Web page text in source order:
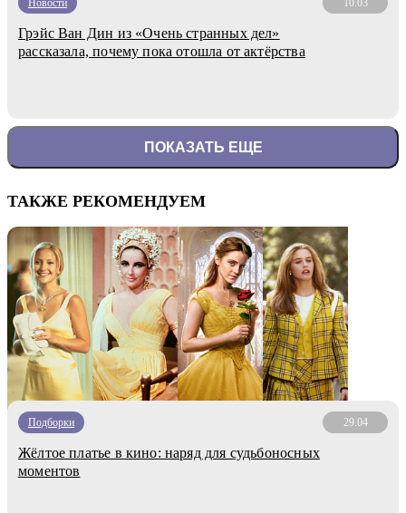
Новости 10.03
Грэйс Ван Дин из «Очень странных дел»
рассказала, почему пока отошла от актёрства
ПОКАЗАТЬ ЕЩЕ
ТАКЖЕ РЕКОМЕНДУЕМ
Подборки 29.04
Жёлтое платье в кино: наряд для судьбоносных
моментов